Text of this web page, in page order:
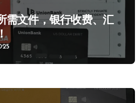
需文件，银行收费、汇